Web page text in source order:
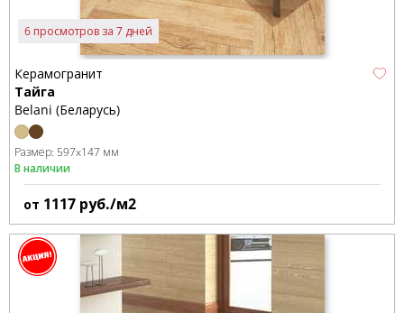
6 просмотров за 7 дней
Керамогранит
Тайга
Belani (Беларусь)
Размер: 597x147 мм
В наличии
от 1117 руб./м2